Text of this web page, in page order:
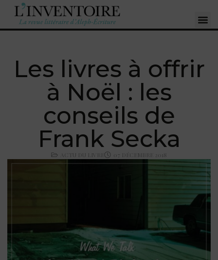
Les livres à offrir
à Noël : les
conseils de
Frank Secka
ACTU DU LIVRE 07 DÉCEMBRE 2018